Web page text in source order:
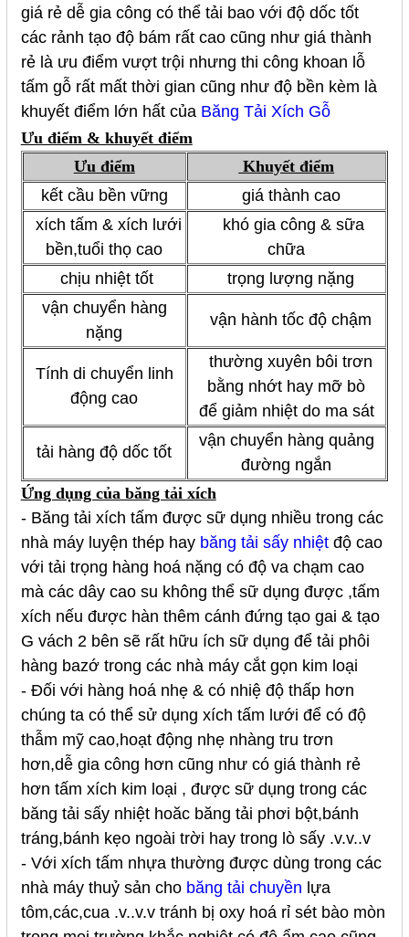
giá rẻ dễ gia công có thể tải bao với độ dốc tốt
các rảnh tạo độ bám rất cao cũng như giá thành
rẻ là ưu điểm vượt trội nhưng thi công khoan lỗ
tấm gỗ rất mất thời gian cũng như độ bền kèm là
khuyết điểm lớn hất của Băng Tải Xích Gỗ
Ưu điểm & khuyết điểm
Ưu điểm
Khuyết điểm
kết cầu bền vững
giá thành cao
xích tấm & xích lưới
bền,tuổi thọ cao
khó gia công & sữa
chữa
chịu nhiệt tốt
trọng lượng nặng
vận chuyển hàng
nặng
vận hành tốc độ chậm
Tính di chuyển linh
động cao
thường xuyên bôi trơn
bằng nhớt hay mỡ bò
để giảm nhiệt do ma sát
tải hàng độ dốc tốt
vận chuyển hàng quảng
đường ngắn
Ứng dụng của băng tải xích
- Băng tải xích tấm được sữ dụng nhiều trong các
nhà máy luyện thép hay băng tải sấy nhiệt độ cao
với tải trọng hàng hoá nặng có độ va chạm cao
mà các dây cao su không thể sữ dụng được ,tấm
xích nếu được hàn thêm cánh đứng tạo gai & tạo
G vách 2 bên sẽ rất hữu ích sữ dụng để tải phôi
hàng bazớ trong các nhà máy cắt gọn kim loại
- Đối với hàng hoá nhẹ & có nhiệ độ thấp hơn
chúng ta có thể sử dụng xích tấm lưới để có độ
thẫm mỹ cao,hoạt động nhẹ nhàng tru trơn
hơn,dễ gia công hơn cũng như có giá thành rẻ
hơn tấm xích kim loại , được sữ dụng trong các
băng tải sấy nhiệt hoăc băng tải phơi bột,bánh
tráng,bánh kẹo ngoài trời hay trong lò sấy .v.v..v
- Với xích tấm nhựa thường được dùng trong các
nhà máy thuỷ sản cho băng tải chuyền lựa
tôm,các,cua .v..v.v tránh bị oxy hoá rỉ sét bào mòn